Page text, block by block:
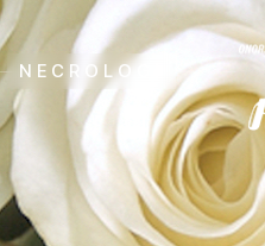
NECROLOGI